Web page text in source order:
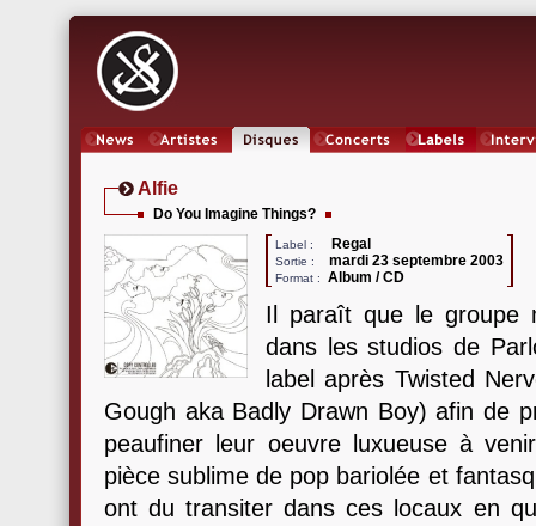
Alfie
Do You Imagine Things?
Label : Regal
Sortie : mardi 23 septembre 2003
Format : Album / CD
Il paraît que le groupe
dans les studios de
label après Twisted
Gough aka Badly Drawn Boy) afin de
peaufiner leur oeuvre luxueuse à
pièce sublime de pop bariolée et
ont du transiter dans ces locaux en